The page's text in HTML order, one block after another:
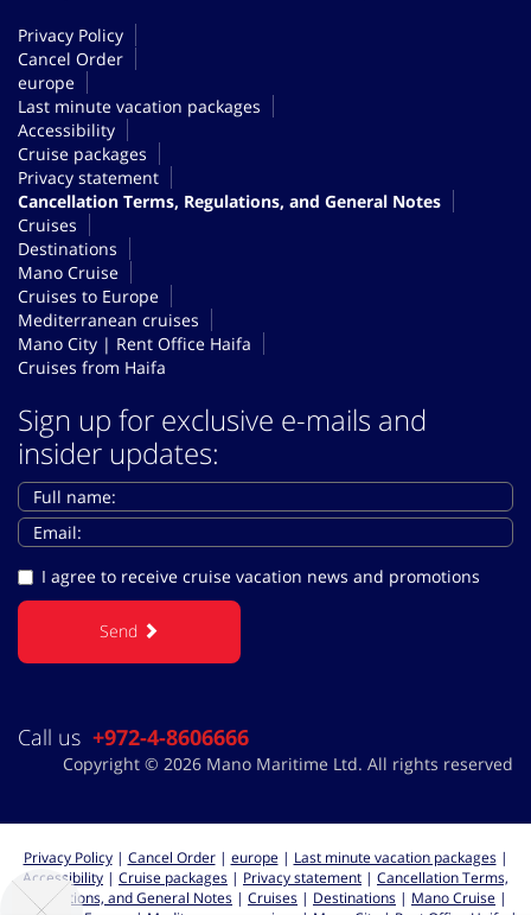
Privacy Policy
Cancel Order
europe
Last minute vacation packages
Accessibility
Cruise packages
Privacy statement
Cancellation Terms, Regulations, and General Notes
Cruises
Destinations
Mano Cruise
Cruises to Europe
Mediterranean cruises
Mano City | Rent Office Haifa
Cruises from Haifa
Sign up for exclusive e-mails and
insider updates:
I agree to receive cruise vacation news and promotions
Send
Call us +972-4-8606666
Copyright © 2026 Mano Maritime Ltd. All rights reserved
Privacy Policy | Cancel Order | europe | Last minute vacation packages |
Accessibility | Cruise packages | Privacy statement | Cancellation Terms,
Regulations, and General Notes | Cruises | Destinations | Mano Cruise |